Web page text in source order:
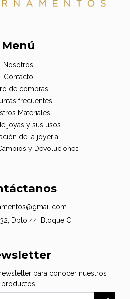
Menú
Nosotros
Contacto
de compras
frecuentes
Materiales
joyas y sus usos
de la joyería
y Devoluciones
Dpto 44, Bloque C
para conocer nuestros
productos